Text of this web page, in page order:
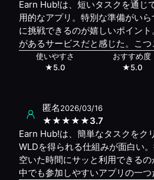
Earn Hub!は、短いタスクを通じ
用的なアプリ。特別な準備がい
に挑戦できるのが嬉しいポイン
があるサービスだと感じた。こ
使いやすさ
★5.0
おすすめ度
★5.0
匿名2026/03/16
★★★★★3.7
Earn Hub!は、簡単なタスクをク
WLDを得られる仕組みが面白い。
空いた時間にサッと利用できる
中でも参加しやすいアプリの一つ